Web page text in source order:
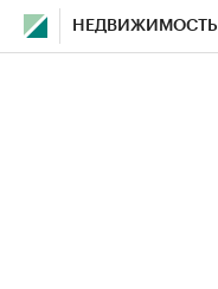
НЕДВИЖИМОСТЬ